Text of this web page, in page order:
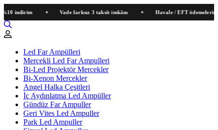
indirim Vade farksız 3 taksit imkânı Havale / EFT ödemelerinde
Led Far Ampülleri
Mercekli Led Far Ampulleri
Bi-Led Projektör Mercekler
Bi-Xenon Mercekler
Angel Halka Çeşitleri
İç Aydınlatma Led Ampüller
Gündüz Far Ampuller
Geri Vites Led Ampuller
Park Led Ampuller